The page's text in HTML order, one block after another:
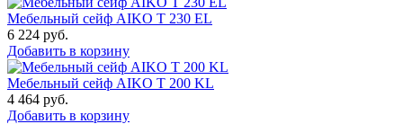
Мебельный сейф AIKO T 230 EL
6 224 руб.
Добавить в корзину
Мебельный сейф AIKO T 200 KL
4 464 руб.
Добавить в корзину